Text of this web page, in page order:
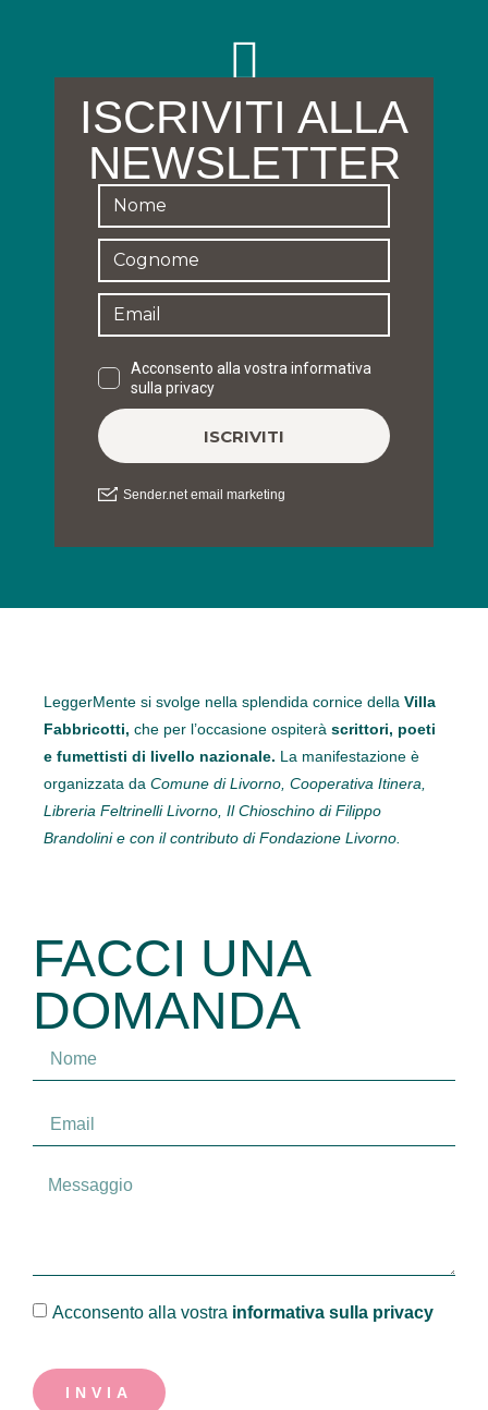
ISCRIVITI ALLA
NEWSLETTER
LeggerMente si svolge nella splendida cornice della Villa
Fabbricotti, che per l’occasione ospiterà scrittori, poeti
e fumettisti di livello nazionale. La manifestazione è
organizzata da Comune di Livorno, Cooperativa Itinera,
Libreria Feltrinelli Livorno, Il Chioschino di Filippo
Brandolini e con il contributo di Fondazione Livorno.
FACCI UNA
DOMANDA
Acconsento alla vostra informativa sulla privacy
INVIA